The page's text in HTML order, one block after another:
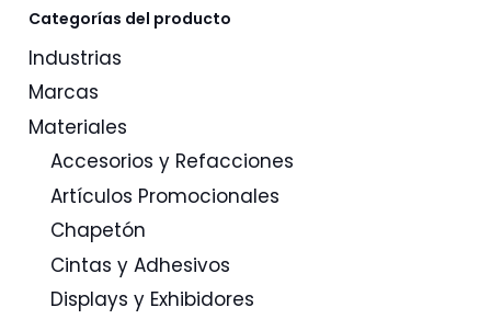
Categorías del producto
Industrias
Marcas
Materiales
Accesorios y Refacciones
Artículos Promocionales
Chapetón
Cintas y Adhesivos
Displays y Exhibidores